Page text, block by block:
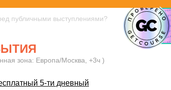
публичными выступлениями?
зона: Европа/Москва, +3ч )
5-ти дневный